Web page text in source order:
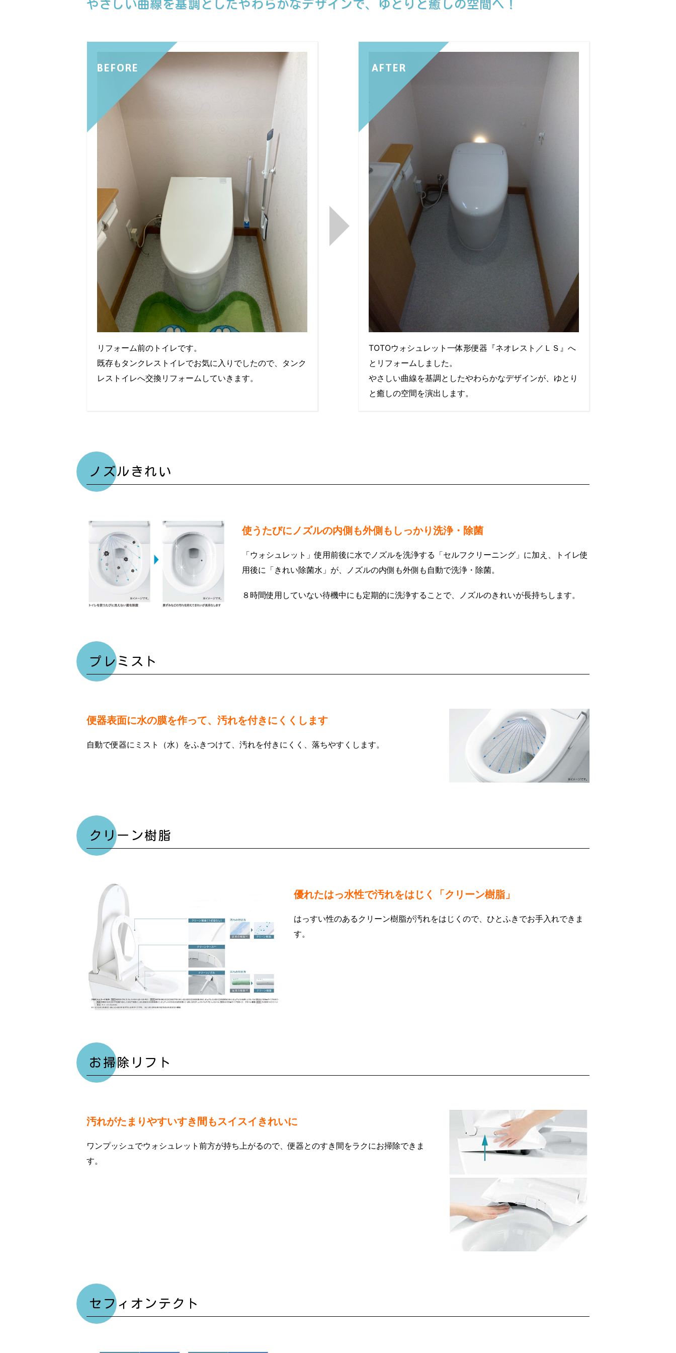
やさしい曲線を基調としたやわらかなデザインで、ゆとりと癒しの空間へ！
BEFORE
リフォーム前のトイレです。
既存もタンクレストイレでお気に入りでしたので、タンク
レストイレへ交換リフォームしていきます。
AFTER
TOTOウォシュレット一体形便器『ネオレスト／ＬＳ』へ
とリフォームしました。
やさしい曲線を基調としたやわらかなデザインが、ゆとり
と癒しの空間を演出します。
ノズルきれい
使うたびにノズルの内側も外側もしっかり洗浄・除菌
「ウォシュレット」使用前後に水でノズルを洗浄する「セルフクリーニング」に加え、トイレ使
用後に「きれい除菌水」が、ノズルの内側も外側も自動で洗浄・除菌。
８時間使用していない待機中にも定期的に洗浄することで、ノズルのきれいが長持ちします。
プレミスト
便器表面に水の膜を作って、汚れを付きにくくします
自動で便器にミスト（水）をふきつけて、汚れを付きにくく、落ちやすくします。
クリーン樹脂
優れたはっ水性で汚れをはじく「クリーン樹脂」
はっすい性のあるクリーン樹脂が汚れをはじくので、ひとふきでお手入れできま
す。
お掃除リフト
汚れがたまりやすいすき間もスイスイきれいに
ワンプッシュでウォシュレット前方が持ち上がるので、便器とのすき間をラクにお掃除できま
す。
セフィオンテクト